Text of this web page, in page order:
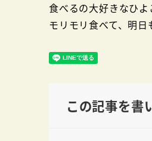
食べるの大好きなひ
モリモリ食べて、明
この記事を書